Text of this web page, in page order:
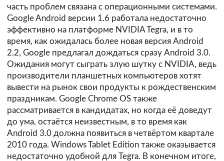
часть проблем связана с операционными системами.
Google Android версии 1.6 работала недостаточно
эффективно на платформе NVIDIA Tegra, и в то
время, как ожидалась более новая версия Android
2.2, Google предлагал дождаться сразу Android 3.0.
Ожидания могут сыграть злую шутку с NVIDIA, ведь
производители планшетных компьютеров хотят
вывести на рынок свои продукты к рождественским
праздникам. Google Chrome OS также
рассматривается в кандидатах, но когда её доведут
до ума, остаётся неизвестным, в то время как
Android 3.0 должна появиться в четвёртом квартале
2010 года. Windows Tablet Edition также оказывается
недостаточно удобной для Tegra. В конечном итоге,